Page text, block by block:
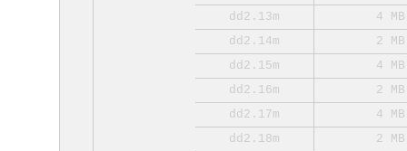
dd2.13m
4 MB
dd2.14m
2 MB
dd2.15m
4 MB
dd2.16m
2 MB
dd2.17m
4 MB
dd2.18m
2 MB